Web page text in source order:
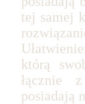
tej samej
którą
łącznie
posiadają